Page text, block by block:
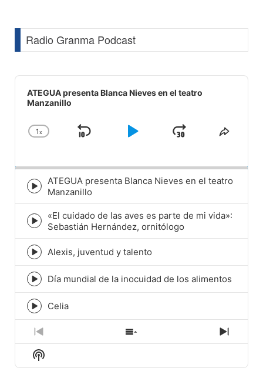
Radio Granma Podcast
Audio
Player
ATEGUA presenta Blanca Nieves en el teatro
Manzanillo
Change
1x
Skip
Play
JumpShare
Episode
play
icon
ATEGUA presenta Blanca Nieves en el teatro
Manzanillo
Episode
play
icon
«El cuidado de las aves es parte de mi vida»:
Sebastián Hernández, ornitólogo
Episode
play
icon
Alexis, juventud y talento
Episode
play
icon
Día mundial de la inocuidad de los alimentos
Episode
play
icon
Celia
Previous
Episode
Show
Episodes
Next
Show
Podcast